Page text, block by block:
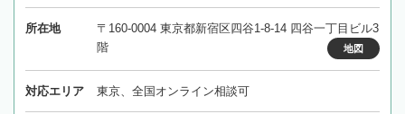
所在地
〒160-0004 東京都新宿区四谷1-8-14 四谷一丁目ビル3
階
地図
対応エリア 東京、全国オンライン相談可